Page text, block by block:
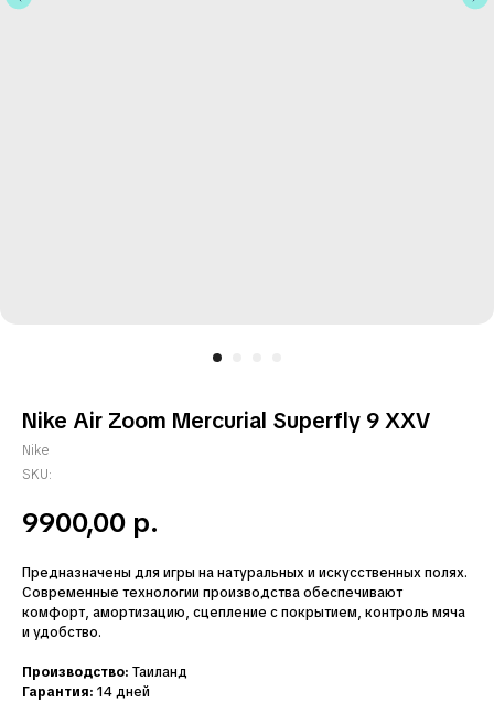
Nike Air Zoom Mercurial Superfly 9 XXV
Nike
SKU:
9900,00 р.
Предназначены для игры на натуральных и искусственных полях.
Современные технологии производства обеспечивают
комфорт, амортизацию, сцепление с покрытием, контроль мяча
и удобство.
Производство: Таиланд
Гарантия: 14 дней